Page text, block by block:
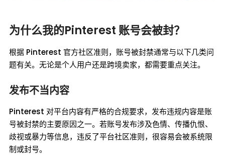
为什么我的Pinterest 账号会被封？
根据 Pinterest 官方社区准则，账号被封禁通常与以下几类问
题有关。无论是个人用户还是跨境卖家，都需要重点关注。
发布不当内容
Pinterest 对平台内容有严格的合规要求，发布违规内容是账
号被封禁的主要原因之一。若账号发布涉及色情、传播仇恨、
歧视或暴力等信息，违反了平台社区准则，很容易会被系统限
制或封号。